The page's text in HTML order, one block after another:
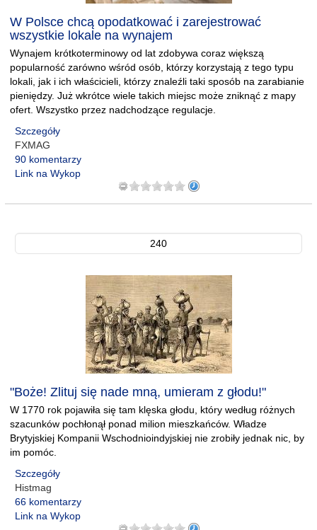
W Polsce chcą opodatkować i zarejestrować
wszystkie lokale na wynajem
Wynajem krótkoterminowy od lat zdobywa coraz większą
popularność zarówno wśród osób, którzy korzystają z tego typu
lokali, jak i ich właścicieli, którzy znaleźli taki sposób na zarabianie
pieniędzy. Już wkrótce wiele takich miejsc może zniknąć z mapy
ofert. Wszystko przez nadchodzące regulacje.
Szczegóły
FXMAG
90 komentarzy
Link na Wykop
240
"Boże! Zlituj się nade mną, umieram z głodu!"
W 1770 rok pojawiła się tam klęska głodu, który według różnych
szacunków pochłonął ponad milion mieszkańców. Władze
Brytyjskiej Kompanii Wschodnioindyjskiej nie zrobiły jednak nic, by
im pomóc.
Szczegóły
Histmag
66 komentarzy
Link na Wykop